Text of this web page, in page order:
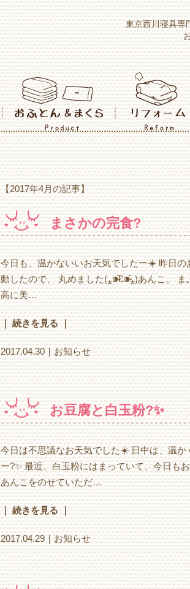
東京西川寝具専
【2017年4月の記事】
まさかの完食?
今日も、温かないいお天気でしたー☀️ 昨日
動したので、 丸めました(⁎⁍̴̆Ɛ⁍̴̆⁎)あんこ。
高に美…
｜ 続きを見る ｜
2017.04.30｜お知らせ
お豆腐と白玉粉?✨
今日は不思議なお天気でした☀️ 日中は、温
ー?✨ 最近、白玉粉にはまっていて、今日も
あんこをのせていただ…
｜ 続きを見る ｜
2017.04.29｜お知らせ